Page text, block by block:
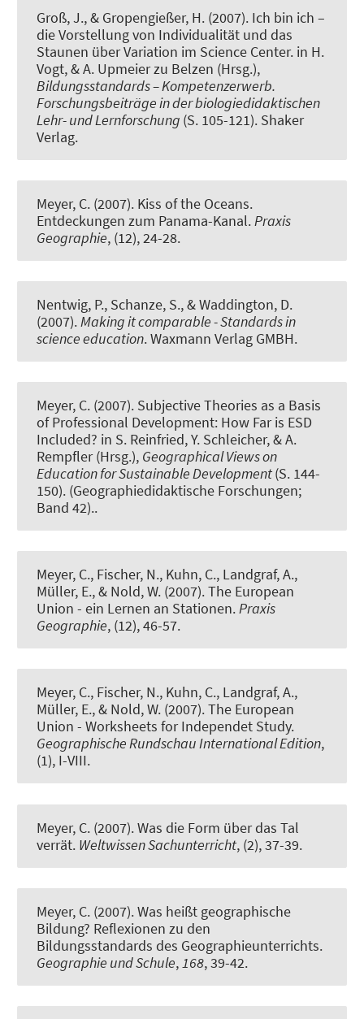
Groß, J., & Gropengießer, H. (2007). Ich bin ich –
die Vorstellung von Individualität und das
Staunen über Variation im Science Center. in H.
Vogt, & A. Upmeier zu Belzen (Hrsg.),
Bildungsstandards – Kompetenzerwerb.
Forschungsbeiträge in der biologiedidaktischen
Lehr- und Lernforschung (S. 105-121). Shaker
Verlag.
Meyer, C. (2007). Kiss of the Oceans.
Entdeckungen zum Panama-Kanal.Praxis
Geographie, (12), 24-28.
Nentwig, P., Schanze, S., & Waddington, D.
(2007).Making it comparable - Standards in
science education. Waxmann Verlag GMBH.
Meyer, C. (2007). Subjective Theories as a Basis
of Professional Development: How Far is ESD
Included? in S. Reinfried, Y. Schleicher, & A.
Rempfler (Hrsg.), Geographical Views on
Education for Sustainable Development(S. 144-
150). (Geographiedidaktische Forschungen;
Band 42)..
Meyer, C., Fischer, N., Kuhn, C., Landgraf, A.,
Müller, E., & Nold, W. (2007).The European
Union - ein Lernen an Stationen.Praxis
Geographie, (12), 46-57.
Meyer, C., Fischer, N., Kuhn, C., Landgraf, A.,
Müller, E., & Nold, W. (2007).The European
Union - Worksheets for Independet Study.
Geographische Rundschau International Edition,
(1), I-VIII.
Meyer, C. (2007).Was die Form über das Tal
verrät. Weltwissen Sachunterricht, (2), 37-39.
Meyer, C. (2007).Was heißt geographische
Bildung? Reflexionen zu den
Bildungsstandards des Geographieunterrichts.
Geographie und Schule,168, 39-42.